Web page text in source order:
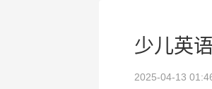
少儿英
2025-04-13